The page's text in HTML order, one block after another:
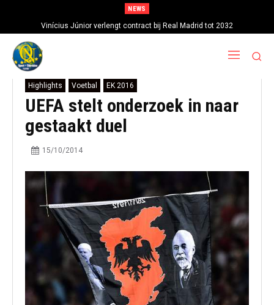
NEWS
Vinícius Júnior verlengt contract bij Real Madrid tot 2032
Highlights Voetbal EK 2016
UEFA stelt onderzoek in naar
gestaakt duel
15/10/2014